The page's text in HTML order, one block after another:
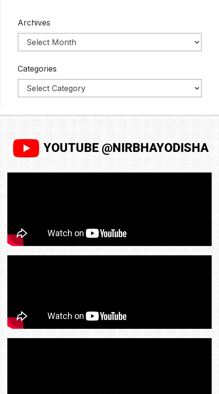
Archives
Categories
YOUTUBE @NIRBHAYODISHA